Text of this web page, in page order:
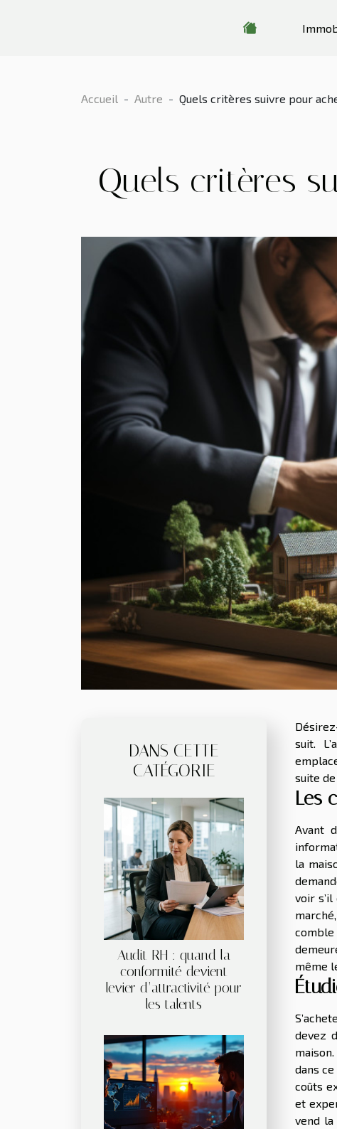
Accueil Autre Quels critères suivre pour
Quels critères
DANS CETTE
CATÉGORIE
Audit RH : quand la
conformité devient
levier d’attractivité pour
les talents
suit.
suite
Les
Avant
la
voir
comble
même
devez
dans
coûts
et
vend